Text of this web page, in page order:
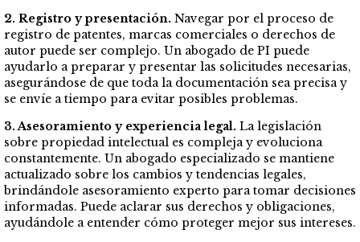
2. Registro y presentación. Navegar por el proceso de
registro de patentes, marcas comerciales o derechos de
autor puede ser complejo. Un abogado de PI puede
ayudarlo a preparar y presentar las solicitudes necesarias,
asegurándose de que toda la documentación sea precisa y
se envíe a tiempo para evitar posibles problemas.
3. Asesoramiento y experiencia legal. La legislación
sobre propiedad intelectual es compleja y evoluciona
constantemente. Un abogado especializado se mantiene
actualizado sobre los cambios y tendencias legales,
brindándole asesoramiento experto para tomar decisiones
informadas. Puede aclarar sus derechos y obligaciones,
ayudándole a entender cómo proteger mejor sus intereses.